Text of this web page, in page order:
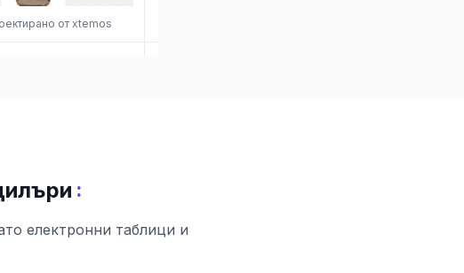
от xtemos
:
електронни таблици и